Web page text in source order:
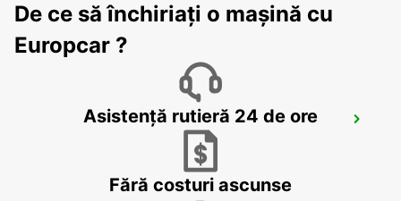
SAN DIEGO - UNITED STATES OF AMERICA
TIJUANA INTERNATIONAL AIRPORT
De ce să închiriați o mașină cu
Europcar ?
Asistență rutieră 24 de ore
Fără costuri ascunse